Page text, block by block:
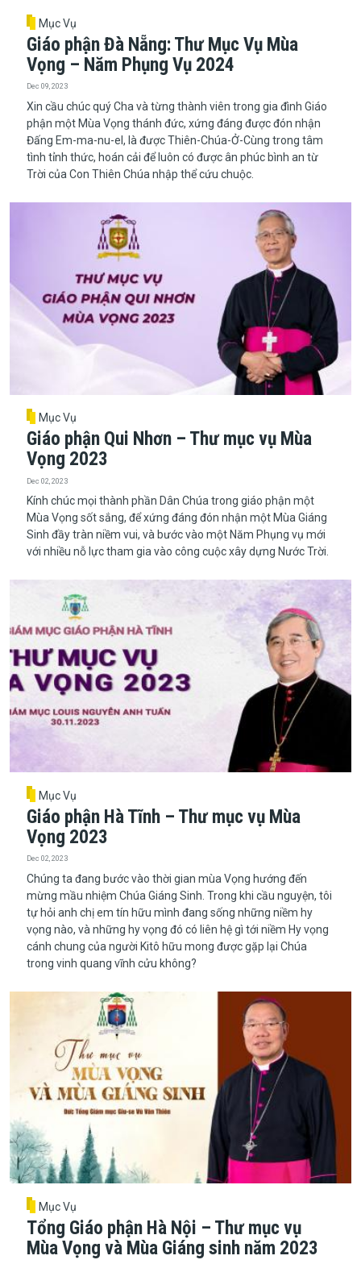
Mục Vụ
Giáo phận Đà Nẵng: Thư Mục Vụ Mùa
Vọng – Năm Phụng Vụ 2024
Dec 09, 2023
Xin cầu chúc quý Cha và từng thành viên trong gia đình Giáo
phận một Mùa Vọng thánh đức, xứng đáng được đón nhận
Đấng Em-ma-nu-el, là được Thiên-Chúa-Ở-Cùng trong tâm
tình tỉnh thức, hoán cải để luôn có được ân phúc bình an từ
Trời của Con Thiên Chúa nhập thể cứu chuộc.
Mục Vụ
Giáo phận Qui Nhơn – Thư mục vụ Mùa
Vọng 2023
Dec 02, 2023
Kính chúc mọi thành phần Dân Chúa trong giáo phận một
Mùa Vọng sốt sắng, để xứng đáng đón nhận một Mùa Giáng
Sinh đầy tràn niềm vui, và bước vào một Năm Phụng vụ mới
với nhiều nỗ lực tham gia vào công cuộc xây dựng Nước Trời.
Mục Vụ
Giáo phận Hà Tĩnh – Thư mục vụ Mùa
Vọng 2023
Dec 02, 2023
Chúng ta đang bước vào thời gian mùa Vọng hướng đến
mừng mầu nhiệm Chúa Giáng Sinh. Trong khi cầu nguyện, tôi
tự hỏi anh chị em tín hữu mình đang sống những niềm hy
vọng nào, và những hy vọng đó có liên hệ gì tới niềm Hy vọng
cánh chung của người Kitô hữu mong được gặp lại Chúa
trong vinh quang vĩnh cửu không?
Mục Vụ
Tổng Giáo phận Hà Nội – Thư mục vụ
Mùa Vọng và Mùa Giáng sinh năm 2023